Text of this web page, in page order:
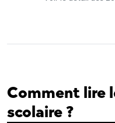
Comment lire
scolaire ?